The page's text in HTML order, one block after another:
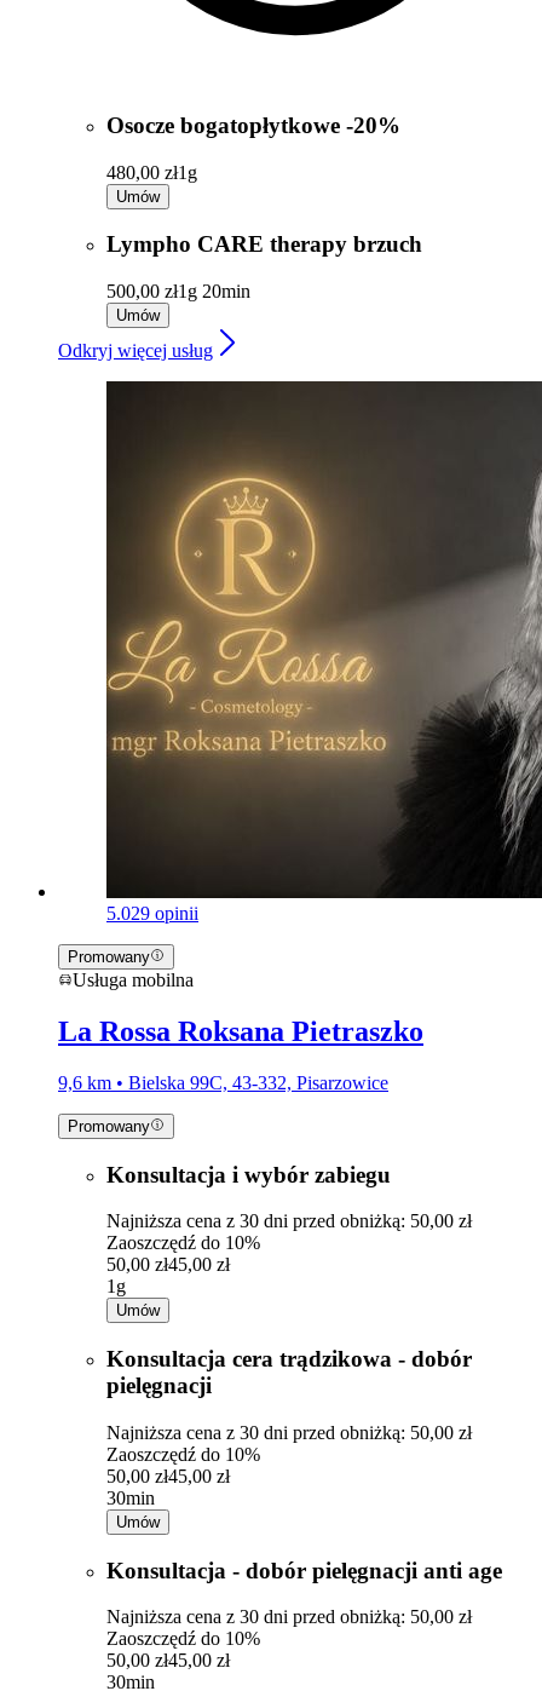
Osocze bogatopłytkowe -20%
480,00 zł1g
Umów
Lympho CARE therapy brzuch
500,00 zł1g 20min
Umów
Odkryj więcej usług
5.029 opinii
Promowany
Usługa mobilna
La Rossa Roksana Pietraszko
9,6 km • Bielska 99C, 43-332, Pisarzowice
Promowany
Konsultacja i wybór zabiegu
Najniższa cena z 30 dni przed obniżką: 50,00 zł
Zaoszczędź do 10%
50,00 zł45,00 zł
1g
Umów
Konsultacja cera trądzikowa - dobór
pielęgnacji
Najniższa cena z 30 dni przed obniżką: 50,00 zł
Zaoszczędź do 10%
50,00 zł45,00 zł
30min
Umów
Konsultacja - dobór pielęgnacji anti age
Najniższa cena z 30 dni przed obniżką: 50,00 zł
Zaoszczędź do 10%
50,00 zł45,00 zł
30min